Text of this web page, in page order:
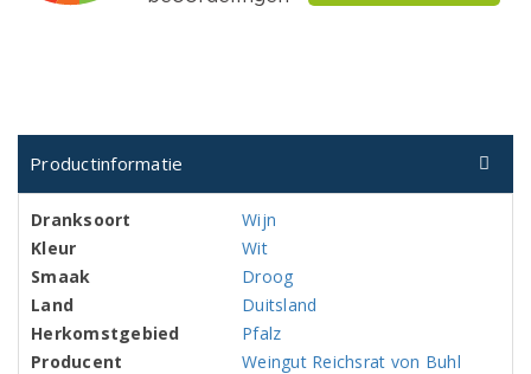
Productinformatie
Dranksoort
Wijn
Kleur
Wit
Smaak
Droog
Land
Duitsland
Herkomstgebied
Pfalz
Producent
Weingut Reichsrat von Buhl